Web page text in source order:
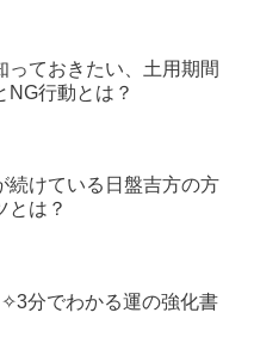
っておきたい、土用期間
NG行動とは？
続けている日盤吉方の方
とは？
分でわかる運の強化書